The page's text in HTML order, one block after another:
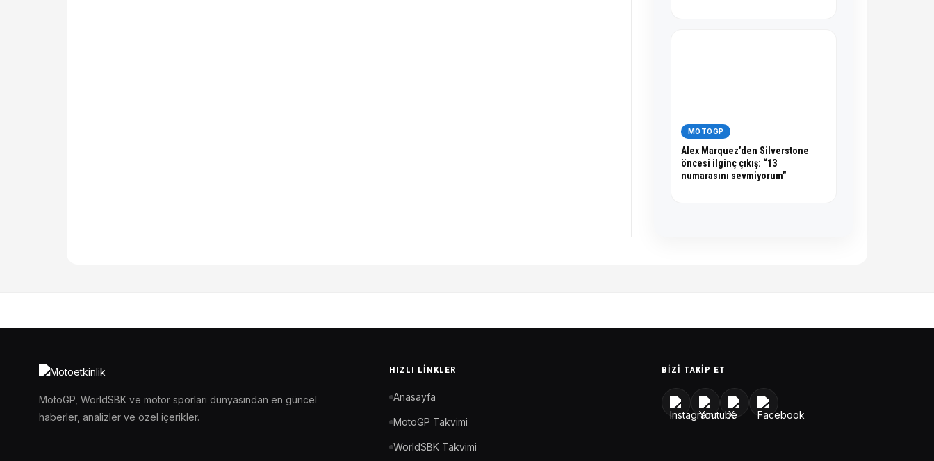
MOTOGP
Alex Marquez’den Silverstone
öncesi ilginç çıkış: “13
numarasını sevmiyorum”
MotoGP, WorldSBK ve motor sporları dünyasından en güncel
haberler, analizler ve özel içerikler.
HIZLI LINKLER
Anasayfa
MotoGP Takvimi
WorldSBK Takvimi
BIZI TAKIP ET